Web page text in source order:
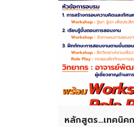
หลักสูตร…เทคนิค